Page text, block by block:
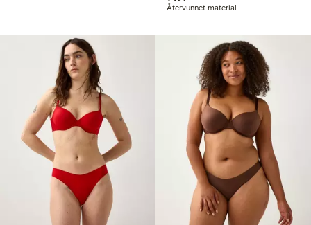
Återvunnet material